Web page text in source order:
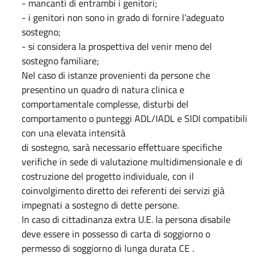
- i genitori non sono in grado di fornire l’adeguato
sostegno;
- si considera la prospettiva del venir meno del
sostegno familiare;
Nel caso di istanze provenienti da persone che
presentino un quadro di natura clinica e
comportamentale complesse, disturbi del
comportamento o punteggi ADL/IADL e SIDI compatibili
con una elevata intensità
di sostegno, sarà necessario effettuare specifiche
verifiche in sede di valutazione multidimensionale e di
costruzione del progetto individuale, con il
coinvolgimento diretto dei referenti dei servizi già
impegnati a sostegno di dette persone.
In caso di cittadinanza extra U.E. la persona disabile
deve essere in possesso di carta di soggiorno o
permesso di soggiorno di lunga durata CE .